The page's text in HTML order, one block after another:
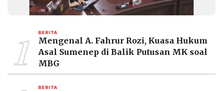
1 BERITA
Mengenal A. Fahrur Rozi, Kuasa Hukum
Asal Sumenep di Balik Putusan MK soal
MBG
BERITA